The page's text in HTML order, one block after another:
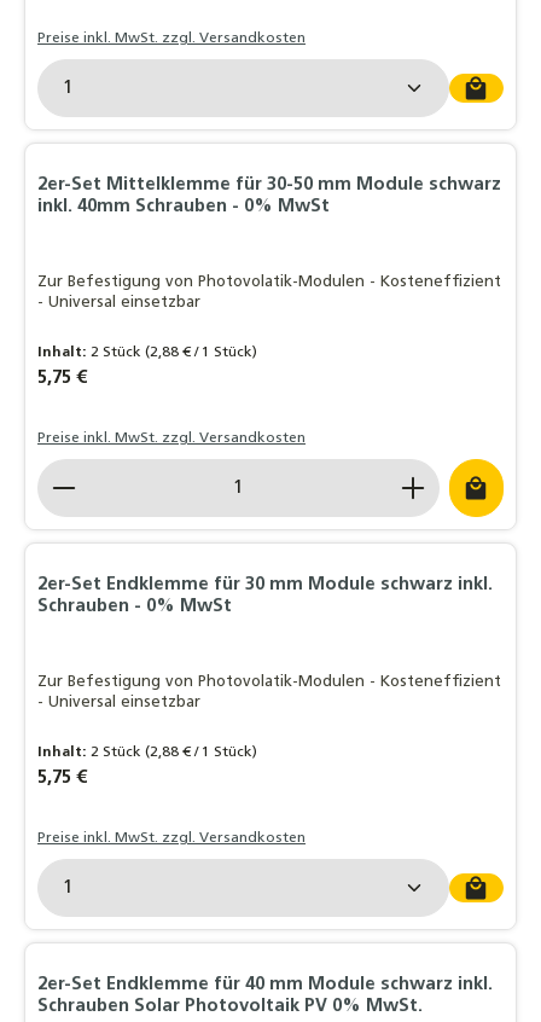
Preise inkl. MwSt. zzgl. Versandkosten
Produkt Anzahl: Gib den gewünschten Wert
2er-Set Mittelklemme für 30-50 mm Module schwarz
inkl. 40mm Schrauben - 0% MwSt
Zur Befestigung von Photovolatik-Modulen - Kosteneffizient
- Universal einsetzbar
Inhalt:2 Stück(2,88 € / 1 Stück)
Regulärer Preis:
5,75 €
Preise inkl. MwSt. zzgl. Versandkosten
Produkt Anzahl: Gib den gewünschten Wert
2er-Set Endklemme für 30 mm Module schwarz inkl.
Schrauben - 0% MwSt
Zur Befestigung von Photovolatik-Modulen - Kosteneffizient
- Universal einsetzbar
Inhalt:2 Stück(2,88 € / 1 Stück)
Regulärer Preis:
5,75 €
Preise inkl. MwSt. zzgl. Versandkosten
Produkt Anzahl: Gib den gewünschten Wert
2er-Set Endklemme für 40 mm Module schwarz inkl.
Schrauben Solar Photovoltaik PV 0% MwSt.